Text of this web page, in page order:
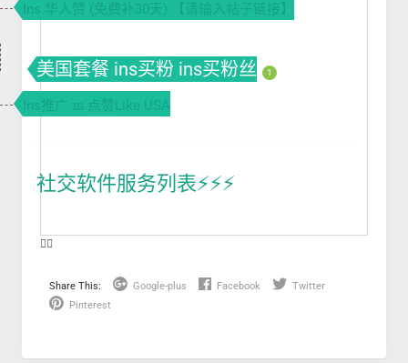
Ins 华人赞 (免费补30天) 【请输入帖子链接】
美国套餐 ins买粉 ins买粉丝 1
Ins推广 ɪɢ 点赞Like USA
社交软件服务列表⚡️⚡️⚡️
❤️‍🔥
Share This: Google-plus Facebook
Twitter
Pinterest